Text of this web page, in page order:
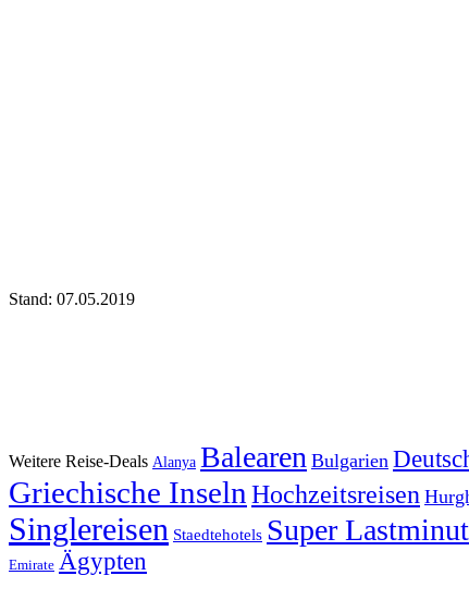
Stand: 07.05.2019
Weitere Reise-Deals Alanya Balearen Bulgarien
Griechische Inseln Hochzeitsreisen
Singlereisen Staedtehotels Super
Emirate Ägypten